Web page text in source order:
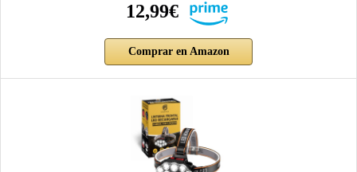
12,99€
Comprar en Amazon